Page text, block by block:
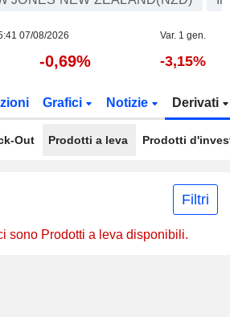
07/08/2026 Var. 1 gen.
-0,69% -3,15%
Grafici Notizie Derivati
Out Prodotti a leva Prodotti
Filtri
sono Prodotti a leva disponibili.